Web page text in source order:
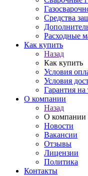
Средства
Расходные
Как купить
Назад
Как купить
Условия
Условия
Гарантия на
О компании
Назад
О компании
Новости
Вакансии
Отзывы
Лицензии
Политика
Контакты